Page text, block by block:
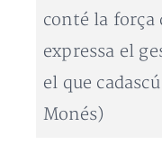
conté la
expressa el
el que
Monés)